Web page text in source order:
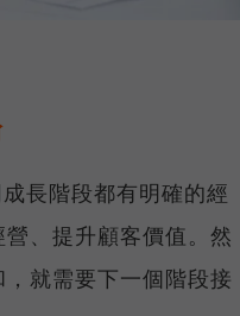
長階段都有明確的經
、提升顧客價值。然
就需要下一個階段接